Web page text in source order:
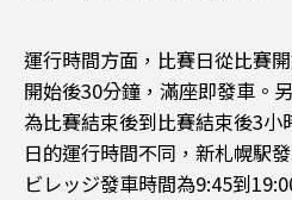
運行時間方面，比賽日從比賽
開始後30分鐘，滿座即發車。
為比賽結束後到比賽結束後3
日的運行時間不同，新札幌駅
ビレッジ發車時間為9:45到